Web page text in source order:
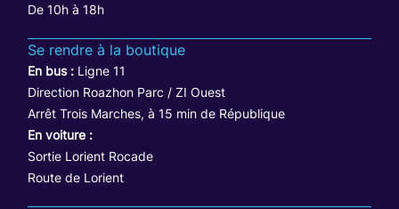
De 10h à 18h
Se rendre à la boutique
En bus : Ligne 11
Direction Roazhon Parc / ZI Ouest
Arrêt Trois Marches, à 15 min de République
En voiture :
Sortie Lorient Rocade
Route de Lorient